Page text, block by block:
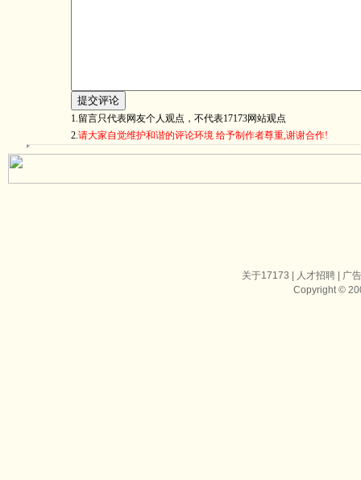
1.留言只代表网友个人观点，不代表17173网站观点
2.请大家自觉维护和谐的评论环境 给予制作者尊重,谢谢合作!
关于17173 人才招聘|
广
Copyright ©